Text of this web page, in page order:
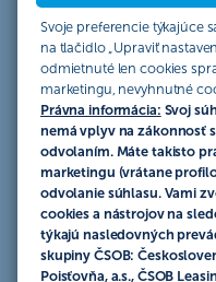
Svoje preferencie týkajúce
na tlačidlo „Upraviť
odmietnuté len cookies
marketingu, nevyhnutné
Právna informácia: Svoj
nemá vplyv na zákonnosť
odvolaním. Máte takisto
marketingu (vrátane
odvolanie súhlasu. Vami
cookies a nástrojov na
týkajú nasledovných
skupiny ČSOB:
Poisťovňa, a.s., ČSOB
vstup do viac ako 1800
Priority Pass po celom
Ako získať
salónikov?